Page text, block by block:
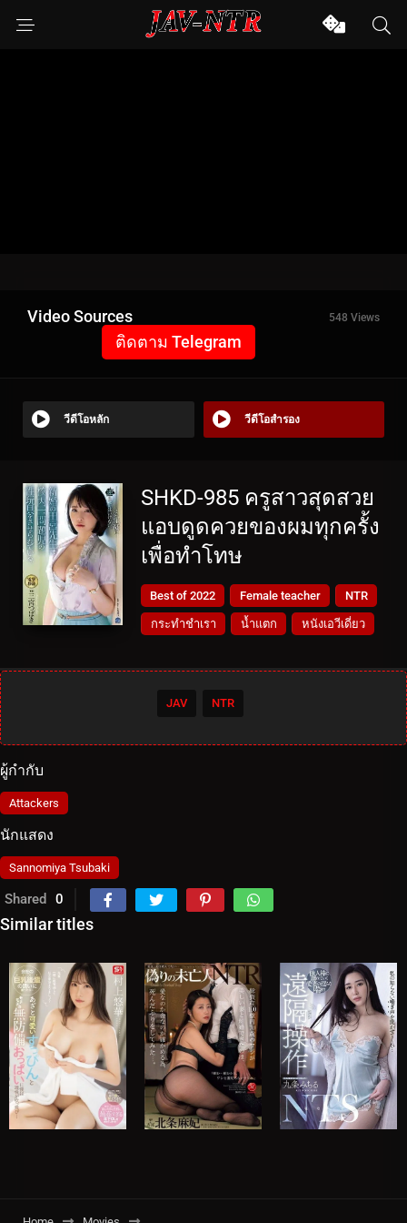
Video Sources 548 Views
ติดตาม Telegram
วีดีโอหลัก วีดีโอสำรอง
SHKD-985 ครูสาวสุดสวย
แอบดูดควยของผมทุกครั้ง
เพื่อทำโทษ
Best of 2022 Female teacher NTR
กระทำชำเรา น้ำแตก หนังเอวีเดี่ยว
JAV NTR
ผู้กำกับ
Attackers
นักแสดง
Sannomiya Tsubaki
Shared 0
Similar titles